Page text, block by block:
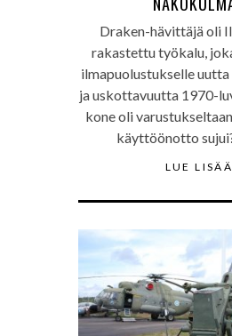
Draken-hävittäjä oli
rakastettu työkalu,
ilmapuolustukselle
ja uskottavuutta 1970-
kone oli
käyttöönotto
LUE LISÄÄ